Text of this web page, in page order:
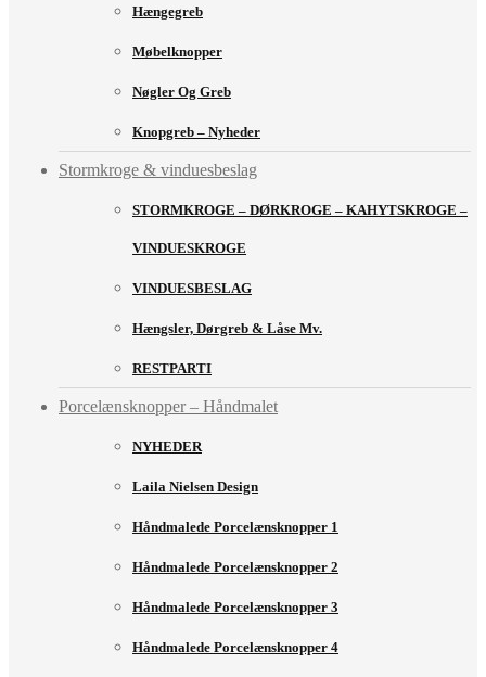
Hængegreb
Møbelknopper
Nøgler Og Greb
Knopgreb – Nyheder
Stormkroge & vinduesbeslag
STORMKROGE – DØRKROGE – KAHYTSKROGE –
VINDUESKROGE
VINDUESBESLAG
Hængsler, Dørgreb & Låse Mv.
RESTPARTI
Porcelænsknopper – Håndmalet
NYHEDER
Laila Nielsen Design
Håndmalede Porcelænsknopper 1
Håndmalede Porcelænsknopper 2
Håndmalede Porcelænsknopper 3
Håndmalede Porcelænsknopper 4